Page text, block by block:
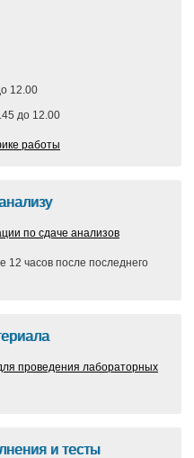
12.00
до 12.00
работы
по сдаче анализов
12 часов после последнего
проведения лабораторных
и тесты